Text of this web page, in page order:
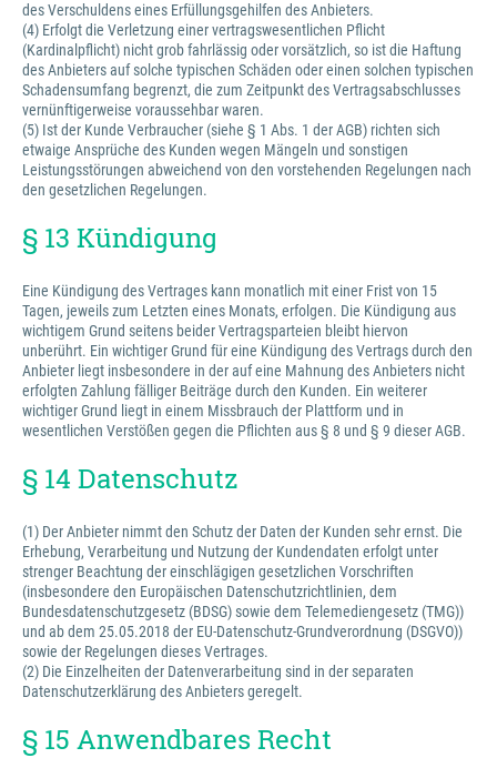
des Verschuldens eines Erfüllungsgehilfen des Anbieters.
(4) Erfolgt die Verletzung einer vertragswesentlichen Pflicht
(Kardinalpflicht) nicht grob fahrlässig oder vorsätzlich, so ist die Haftung
des Anbieters auf solche typischen Schäden oder einen solchen typischen
Schadensumfang begrenzt, die zum Zeitpunkt des Vertragsabschlusses
vernünftigerweise voraussehbar waren.
(5) Ist der Kunde Verbraucher (siehe § 1 Abs. 1 der AGB) richten sich
etwaige Ansprüche des Kunden wegen Mängeln und sonstigen
Leistungsstörungen abweichend von den vorstehenden Regelungen nach
den gesetzlichen Regelungen.
§ 13 Kündigung
Eine Kündigung des Vertrages kann monatlich mit einer Frist von 15
Tagen, jeweils zum Letzten eines Monats, erfolgen. Die Kündigung aus
wichtigem Grund seitens beider Vertragsparteien bleibt hiervon
unberührt. Ein wichtiger Grund für eine Kündigung des Vertrags durch den
Anbieter liegt insbesondere in der auf eine Mahnung des Anbieters nicht
erfolgten Zahlung fälliger Beiträge durch den Kunden. Ein weiterer
wichtiger Grund liegt in einem Missbrauch der Plattform und in
wesentlichen Verstößen gegen die Pflichten aus § 8 und § 9 dieser AGB.
§ 14 Datenschutz
(1) Der Anbieter nimmt den Schutz der Daten der Kunden sehr ernst. Die
Erhebung, Verarbeitung und Nutzung der Kundendaten erfolgt unter
strenger Beachtung der einschlägigen gesetzlichen Vorschriften
(insbesondere den Europäischen Datenschutzrichtlinien, dem
Bundesdatenschutzgesetz (BDSG) sowie dem Telemediengesetz (TMG))
und ab dem 25.05.2018 der EU-Datenschutz-Grundverordnung (DSGVO))
sowie der Regelungen dieses Vertrages.
(2) Die Einzelheiten der Datenverarbeitung sind in der separaten
Datenschutzerklärung des Anbieters geregelt.
§ 15 Anwendbares Recht